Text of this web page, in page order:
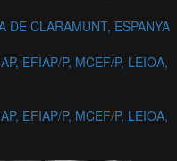
DE CLARAMUNT, ESPANYA
EFIAP/P, MCEF/P, LEIOA,
EFIAP/P, MCEF/P, LEIOA,